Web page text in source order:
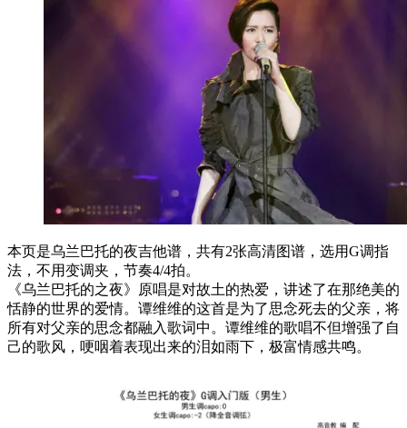
本页是乌兰巴托的夜吉他谱，共有2张高清图谱，选用G调指
法，不用变调夹，节奏4/4拍。
《乌兰巴托的之夜》原唱是对故土的热爱，讲述了在那绝美的
恬静的世界的爱情。谭维维的这首是为了思念死去的父亲，将
所有对父亲的思念都融入歌词中。谭维维的歌唱不但增强了自
己的歌风，哽咽着表现出来的泪如雨下，极富情感共鸣。